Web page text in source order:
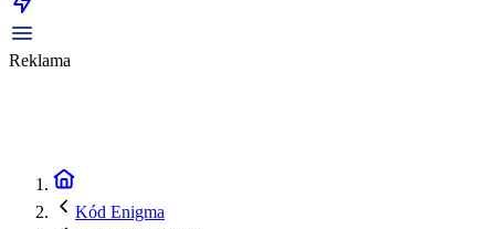
Reklama
Kód Enigma